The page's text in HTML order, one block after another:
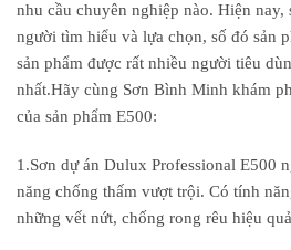
nhu cầu chuyên nghiệp nào. Hiện nay,
người tìm hiểu và lựa chọn, số đó sản
sản phẩm được rất nhiều người tiêu
nhất.Hãy cùng Sơn Bình Minh khám
của sản phẩm E500:
1.Sơn dự án Dulux Professional E500
năng chống thấm vượt trội. Có tính
những vết nứt, chống rong rêu hiệu